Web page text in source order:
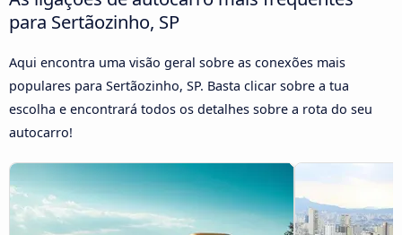
para Sertãozinho, SP
Aqui encontra uma visão geral sobre as conexões mais
populares para Sertãozinho, SP. Basta clicar sobre a tua
escolha e encontrará todos os detalhes sobre a rota do seu
autocarro!